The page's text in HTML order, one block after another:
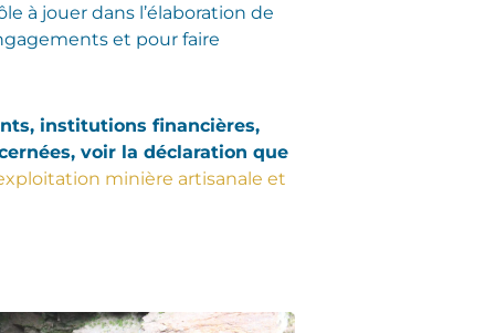
à jouer dans l’élaboration de
et pour faire
institutions financières,
voir la déclaration que
minière artisanale et